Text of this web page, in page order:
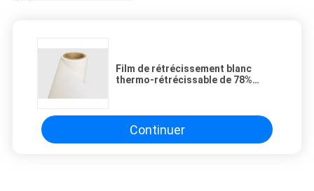
Film de rétrécissement blanc
thermo-rétrécissable de 78%
Continuer